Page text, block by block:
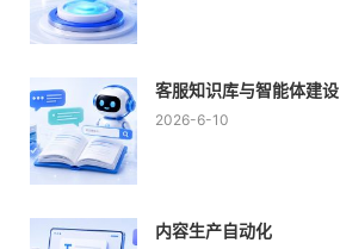
客服知识库与智能体建设
2026-6-10
内容生产自动化